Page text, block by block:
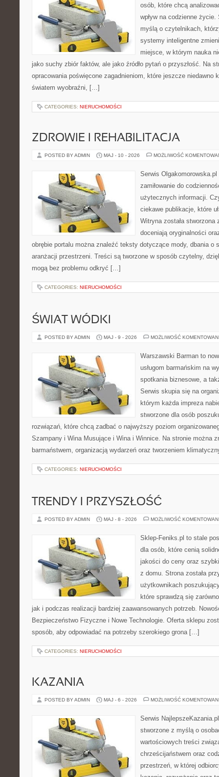
osób, które chcą
wpływ na codzienne
myślą o czytelnikach,
systemy inteligentne
miejsce, w którym nauka
jako suchy zbiór faktów, ale jako źródło pytań o przyszłość. Na
opracowania poświęcone zagadnieniom, które jeszcze niedawno
światem wyobraźni, […]
CATEGORIES: NIERUCHOMOŚCI
ZDROWIE I REHABILITACJA
POSTED BY ADMIN MAJ - 10 - 2026 MOŻLIWOŚĆ
Serwis
zamiłowanie do
użytecznych informacji.
ciekawe publikacje, które
Witryna została
doceniają oryginalności
obrębie portalu można znaleźć teksty dotyczące mody, dbania o
aranżacji przestrzeni. Treści są tworzone w sposób czytelny,
mogą bez problemu odkryć […]
CATEGORIES: NIERUCHOMOŚCI
ŚWIAT WÓDKI
POSTED BY ADMIN MAJ - 9 - 2026 MOŻLIWOŚĆ
Warszawski Barman to
usługom barmańskim na
spotkania biznesowe, a
Serwis skupia się na
którym każda impreza
stworzone dla osób
rozwiązań, które chcą zadbać o najwyższy poziom
Szampany i Wina Musujące i Wina i Winnice. Na stronie można
barmaństwem, organizacją wydarzeń oraz tworzeniem
CATEGORIES: NIERUCHOMOŚCI
TRENDY I PRZYSZŁOŚĆ
POSTED BY ADMIN MAJ - 8 - 2026 MOŻLIWOŚĆ
Sklep-Feniks.pl to stale
dla osób, które cenią
jakości do ceny oraz
z domu. Strona została
użytkownikach
które sprawdzą się
jak i podczas realizacji bardziej zaawansowanych potrzeb.
Bezpieczeństwo Fizyczne i Nowe Technologie. Oferta sklepu
sposób, aby odpowiadać na potrzeby szerokiego grona […]
CATEGORIES: NIERUCHOMOŚCI
KAZANIA
POSTED BY ADMIN MAJ - 6 - 2026 MOŻLIWOŚĆ
Serwis
stworzone z myślą o
wartościowych treści
chrześcijaństwem oraz
przestrzeń, w której